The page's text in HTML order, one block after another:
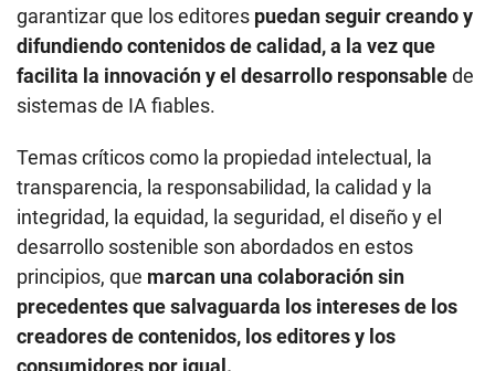
garantizar que los editores puedan seguir creando y
difundiendo contenidos de calidad, a la vez que
facilita la innovación y el desarrollo responsablede
sistemas de IA fiables.
Temas críticos como la propiedad intelectual, la
transparencia, la responsabilidad, la calidad y la
integridad, la equidad, la seguridad, el diseño y el
desarrollo sostenible son abordados en estos
principios, que marcan una colaboración sin
precedentes que salvaguarda los intereses de los
creadores de contenidos, los editores y los
consumidores por igual.